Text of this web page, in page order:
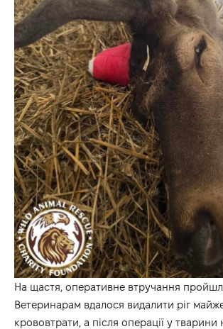
На щастя, оперативне втручання
Ветеринарам вдалося видалити ріг
крововтрати, а після операції у